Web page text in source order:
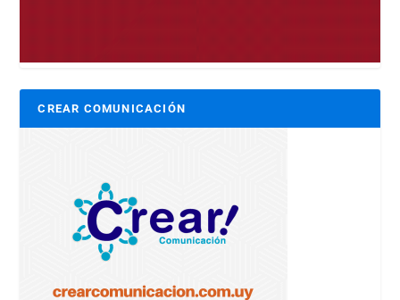
CREAR COMUNICACIÓN